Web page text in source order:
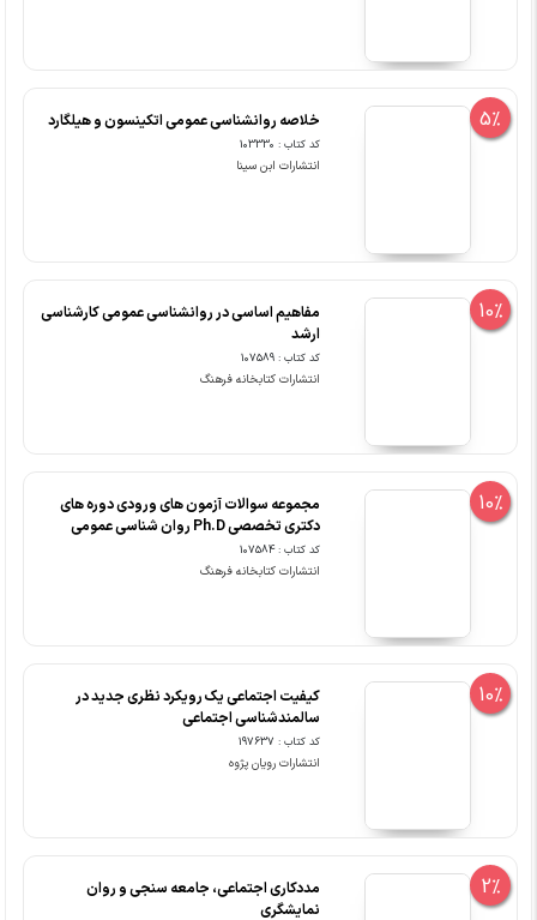
5% خلاصه روانشناسی عمومی اتکینسون و هیلگارد
کد کتاب : 103330
انتشارات ابن سینا
10%
مفاهیم اساسی در روانشناسی عمومی کارشناسی
ارشد
کد کتاب : 107589
انتشارات کتابخانه فرهنگ
10%
مجموعه سوالات آزمون های ورودی دوره های
دکتری تخصصی Ph.D روان شناسی عمومی
کد کتاب : 107584
انتشارات کتابخانه فرهنگ
10%
کیفیت اجتماعی یک رویکرد نظری جدید در
سالمندشناسی اجتماعی
کد کتاب : 197637
انتشارات رویان پژوه
2%
مددکاری اجتماعی، جامعه سنجی و روان
نمایشگری